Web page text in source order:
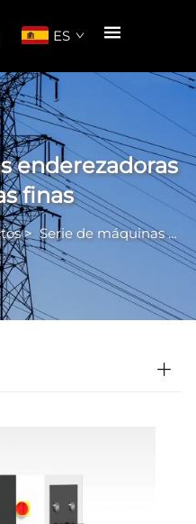
ES
enderezadoras
finas
> Serie de máquinas aplanadoras de alta precisión